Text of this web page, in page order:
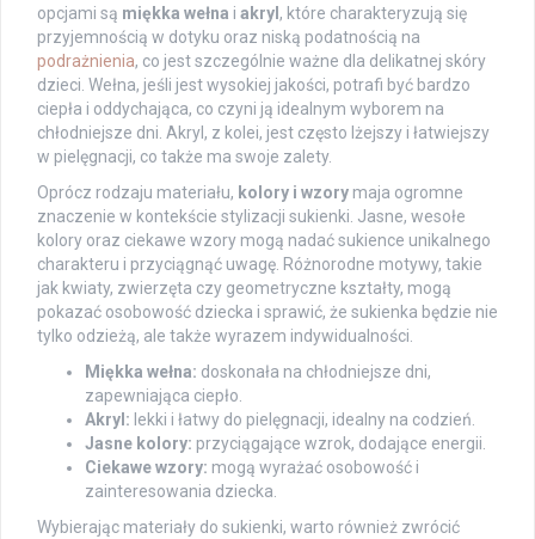
opcjami są miękka wełna i akryl , które charakteryzują się
przyjemnością w dotyku oraz niską podatnością na
podrażnienia, co jest szczególnie ważne dla delikatnej skóry
dzieci. Wełna, jeśli jest wysokiej jakości, potrafi być bardzo
ciepła i oddychająca, co czyni ją idealnym wyborem na
chłodniejsze dni. Akryl, z kolei, jest często lżejszy i łatwiejszy
w pielęgnacji, co także ma swoje zalety.
Oprócz rodzaju materiału, kolory i wzory maja ogromne
znaczenie w kontekście stylizacji sukienki. Jasne, wesołe
kolory oraz ciekawe wzory mogą nadać sukience unikalnego
charakteru i przyciągnąć uwagę. Różnorodne motywy, takie
jak kwiaty, zwierzęta czy geometryczne kształty, mogą
pokazać osobowość dziecka i sprawić, że sukienka będzie nie
tylko odzieżą, ale także wyrazem indywidualności.
Miękka wełna: doskonała na chłodniejsze dni,
zapewniająca ciepło.
Akryl: lekki i łatwy do pielęgnacji, idealny na codzień.
Jasne kolory: przyciągające wzrok, dodające energii.
Ciekawe wzory: mogą wyrażać osobowość i
zainteresowania dziecka.
Wybierając materiały do sukienki, warto również zwrócić